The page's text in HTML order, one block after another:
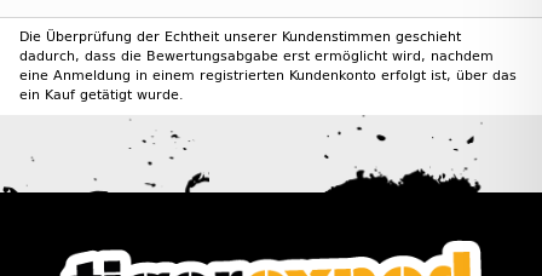
Die Überprüfung der Echtheit unserer Kundenstimmen geschieht
dadurch, dass die Bewertungsabgabe erst ermöglicht wird, nachdem
eine Anmeldung in einem registrierten Kundenkonto erfolgt ist, über das
ein Kauf getätigt wurde.